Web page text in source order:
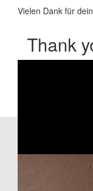
Vielen Dank für
Thank